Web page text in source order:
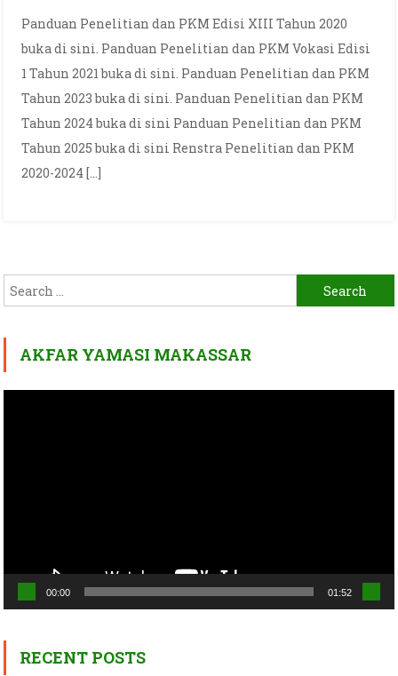
Panduan Penelitian dan PKM Edisi XIII Tahun 2020
buka di sini. Panduan Penelitian dan PKM Vokasi Edisi
1 Tahun 2021 buka di sini. Panduan Penelitian dan PKM
Tahun 2023 buka di sini. Panduan Penelitian dan PKM
Tahun 2024 buka di sini Panduan Penelitian dan PKM
Tahun 2025 buka di sini Renstra Penelitian dan PKM
2020-2024 […]
Search
for:
AKFAR YAMASI MAKASSAR
00:00 01:52
RECENT POSTS